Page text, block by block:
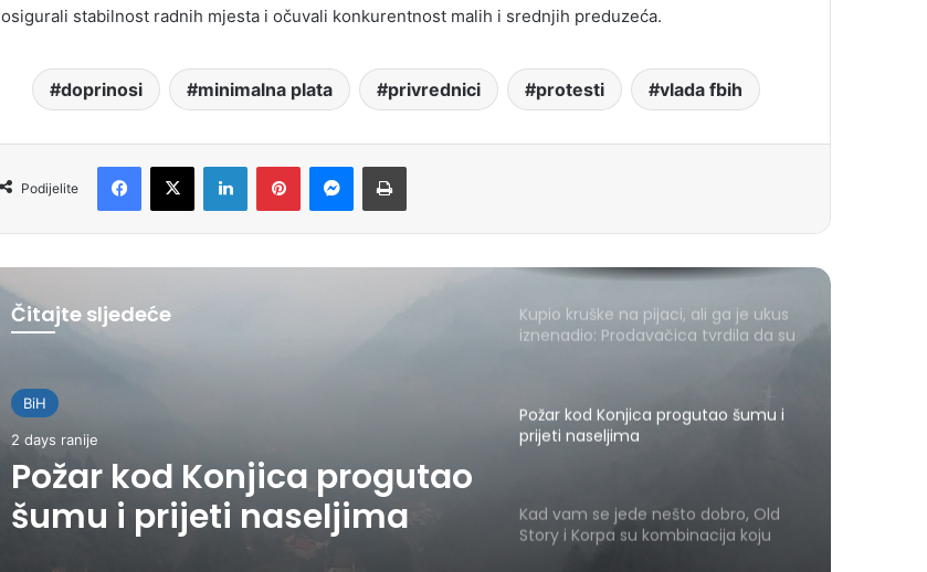
osigurali stabilnost radnih mjesta i očuvali konkurentnost malih i srednjih preduzeća.
doprinosi minimalna plata privrednici protesti vlada fbih
Podijelite
Čitajte sljedeće
BiH
2 days ranije
Požar kod Konjica progutao
šumu i prijeti naseljima
Kupio kruške na pijaci, ali ga je ukus
iznenadio: Prodavačica tvrdila da su
Požar kod Konjica progutao šumu i
prijeti naseljima
Kad vam se jede nešto dobro, Old
Story i Korpa su kombinacija koju